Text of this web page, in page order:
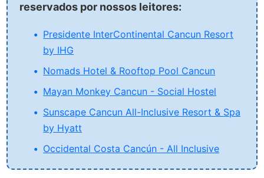
reservados por nossos leitores:
Presidente InterContinental Cancun Resort
by IHG
Nomads Hotel & Rooftop Pool Cancun
Mayan Monkey Cancun - Social Hostel
Sunscape Cancun All-Inclusive Resort & Spa
by Hyatt
Occidental Costa Cancún - All Inclusive